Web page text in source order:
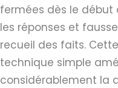
fermées dès le début
les réponses et
recueil des faits. Cette
technique simple
considérablement la